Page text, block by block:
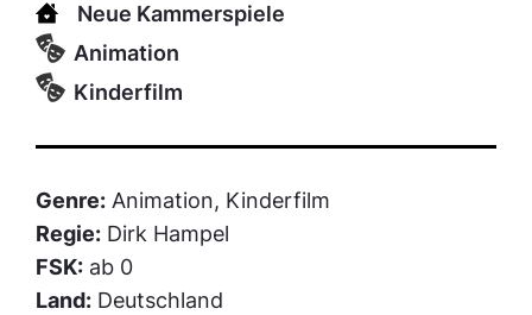
Neue Kammerspiele
Animation
Kinderfilm
Genre: Animation, Kinderfilm
Regie: Dirk Hampel
FSK: ab 0
Land: Deutschland